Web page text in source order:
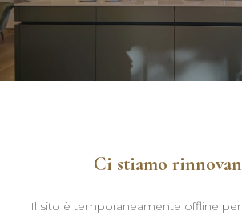
Ci stiamo
Il sito è temporaneamente offline